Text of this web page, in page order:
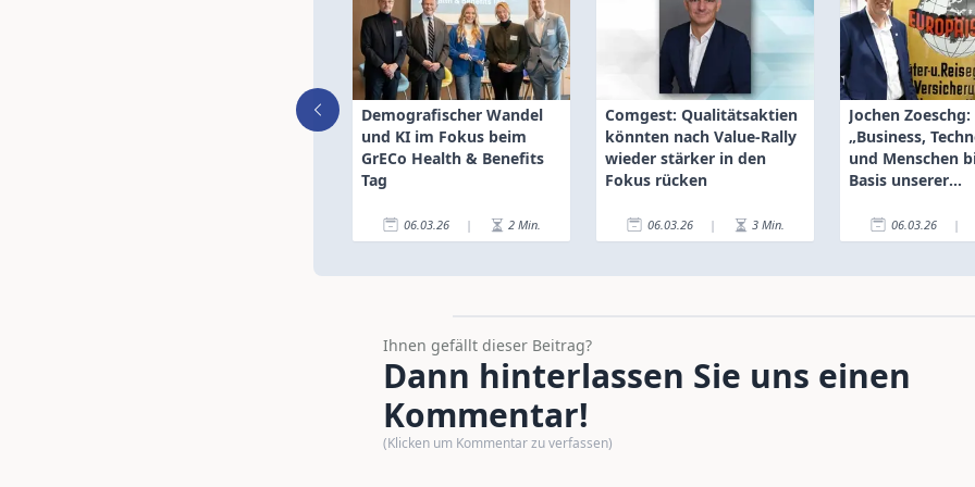
Demografischer Wandel
und KI im Fokus beim
GrECo Health & Benefits
Tag
06.03.26 | 2 Min.
Comgest: Qualitätsaktien
könnten nach Value-Rally
wieder stärker in den
Fokus rücken
06.03.26 | 3 Min.
Jochen Zoeschg:
„Business,
und Menschen
Basis unserer
06.03.26 |
Ihnen gefällt dieser Beitrag?
Dann hinterlassen Sie uns einen
Kommentar!
(Klicken um Kommentar zu verfassen)